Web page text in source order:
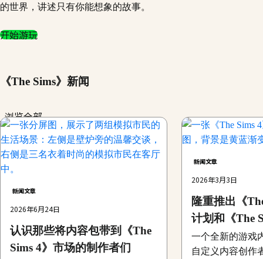
的世界，讲述只有你能想象的故事。
开始游玩
《The Sims》新闻
浏览全部
新闻文章
2026年6月24日
认识那些将内容包带到《The
Sims 4》市场的制作者们
新闻文章
2026年3月3日
隆重推出《
计划和《The
一个全新的游戏
自定义内容创作